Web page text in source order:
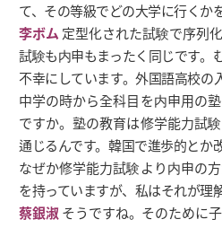
て、その等級でどの大学に行くか
李ボム 定型化された試験で序列
試験も内申もまったく同じです。
不幸にしています。外国語高校の
中学の時から全科目を内申用の
ですか。塾の教育は修学能力試
通じるんです。韓国で進歩的とか
なぜか修学能力試験より内申の
を持っていますが、私はそれが理
蔡銀淑 そうですね。そのために